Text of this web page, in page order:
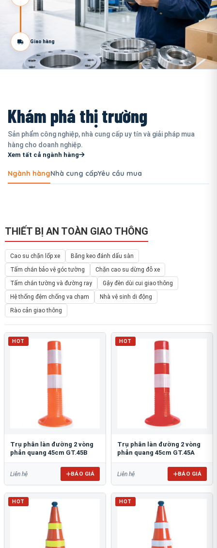
Giao hàng
Khám phá thị trường
Sản phẩm công nghiệp, nhà cung cấp uy tín và giải pháp mua
hàng cho doanh nghiệp.
Xem tất cả ngành hàng
Ngành hàngNhà cung cấpYêu cầu mua
THIẾT BỊ AN TOÀN GIAO THÔNG
Cao su chặn lốp xe
Băng keo đánh dấu sàn
Tấm chắn bảo vệ góc tường
Chặn cao su dừng đỗ xe
Tấm chắn tường và đường ray
Gậy đèn dùi cui giao thông
Hệ thống đệm chống va chạm
Nhà vệ sinh di động
Rào cản giao thông
HOT
Trụ phân làn đường 2 vòng
phản quang 45cm GT.45B
Liên hệ BÁO GIÁ
HOT
Trụ phân làn đường 2 vòng
phản quang 45cm GT.45A
Liên hệ BÁO GIÁ
HOT HOT